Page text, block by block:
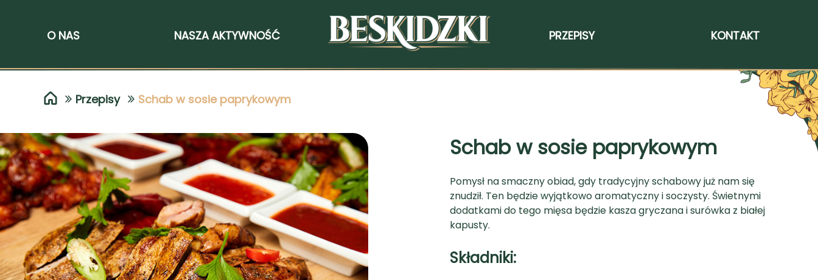
O NAS NASZA AKTYWNOŚĆ PRZEPISY KONTAKT
Przepisy Schab w sosie paprykowym
Schab w sosie paprykowym
Pomysł na smaczny obiad, gdy tradycyjny schabowy już nam się
znudził. Ten będzie wyjątkowo aromatyczny i soczysty. Świetnymi
dodatkami do tego mięsa będzie kasza gryczana i surówka z białej
kapusty.
Składniki: